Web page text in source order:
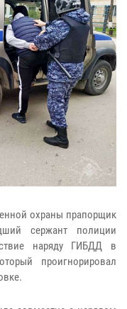
охраны прапорщик
сержант полиции
наряду ГИБДД в
проигнорировал